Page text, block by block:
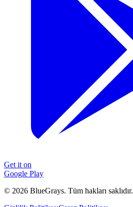
Get it on
Google Play
© 2026 BlueGrays. Tüm hakları saklıdır.